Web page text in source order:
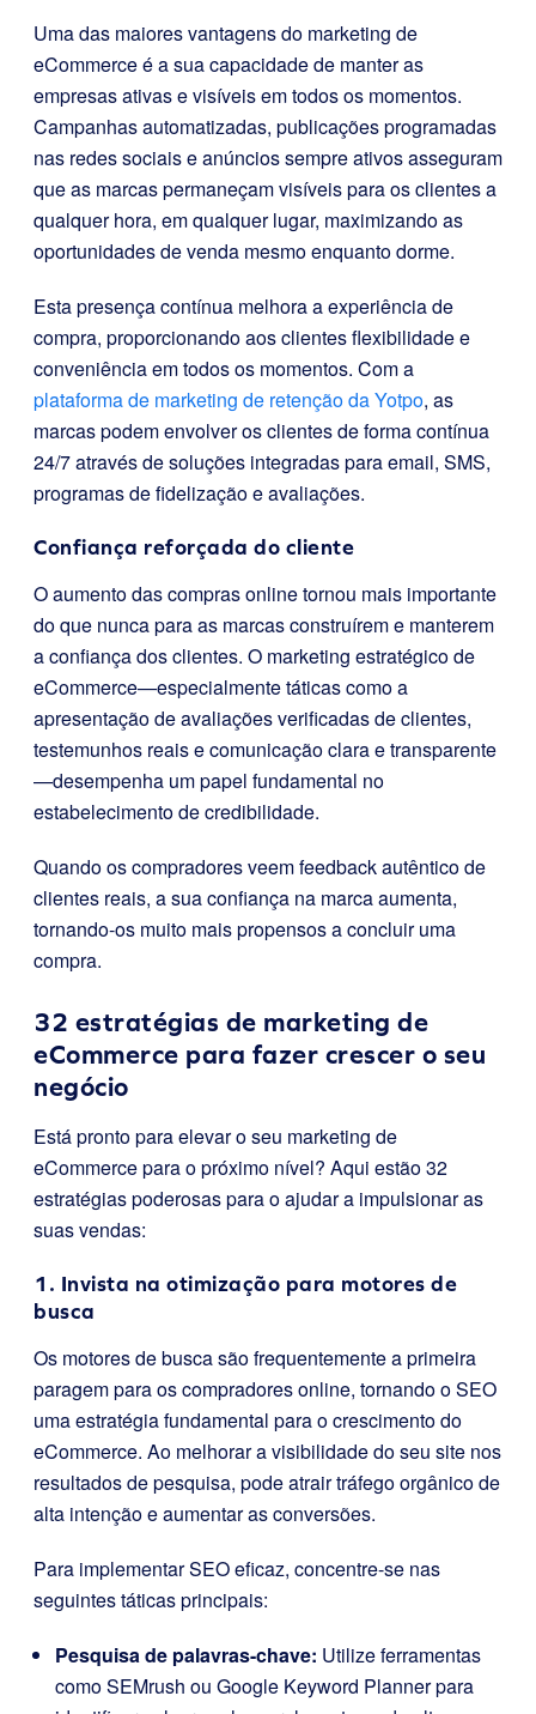
Uma das maiores vantagens do marketing de
eCommerce é a sua capacidade de manter as
empresas ativas e visíveis em todos os momentos.
Campanhas automatizadas, publicações programadas
nas redes sociais e anúncios sempre ativos asseguram
que as marcas permaneçam visíveis para os clientes a
qualquer hora, em qualquer lugar, maximizando as
oportunidades de venda mesmo enquanto dorme.
Esta presença contínua melhora a experiência de
compra, proporcionando aos clientes flexibilidade e
conveniência em todos os momentos. Com a
plataforma de marketing de retenção da Yotpo, as
marcas podem envolver os clientes de forma contínua
24/7 através de soluções integradas para email, SMS,
programas de fidelização e avaliações.
Confiança reforçada do cliente
O aumento das compras online tornou mais importante
do que nunca para as marcas construírem e manterem
a confiança dos clientes. O marketing estratégico de
eCommerce—especialmente táticas como a
apresentação de avaliações verificadas de clientes,
testemunhos reais e comunicação clara e transparente
—desempenha um papel fundamental no
estabelecimento de credibilidade.
Quando os compradores veem feedback autêntico de
clientes reais, a sua confiança na marca aumenta,
tornando-os muito mais propensos a concluir uma
compra.
32 estratégias de marketing de
eCommerce para fazer crescer o seu
negócio
Está pronto para elevar o seu marketing de
eCommerce para o próximo nível? Aqui estão 32
estratégias poderosas para o ajudar a impulsionar as
suas vendas:
1. Invista na otimização para motores de
busca
Os motores de busca são frequentemente a primeira
paragem para os compradores online, tornando o SEO
uma estratégia fundamental para o crescimento do
eCommerce. Ao melhorar a visibilidade do seu site nos
resultados de pesquisa, pode atrair tráfego orgânico de
alta intenção e aumentar as conversões.
Para implementar SEO eficaz, concentre-se nas
seguintes táticas principais:
Pesquisa de palavras-chave: Utilize ferramentas
como SEMrush ou Google Keyword Planner para